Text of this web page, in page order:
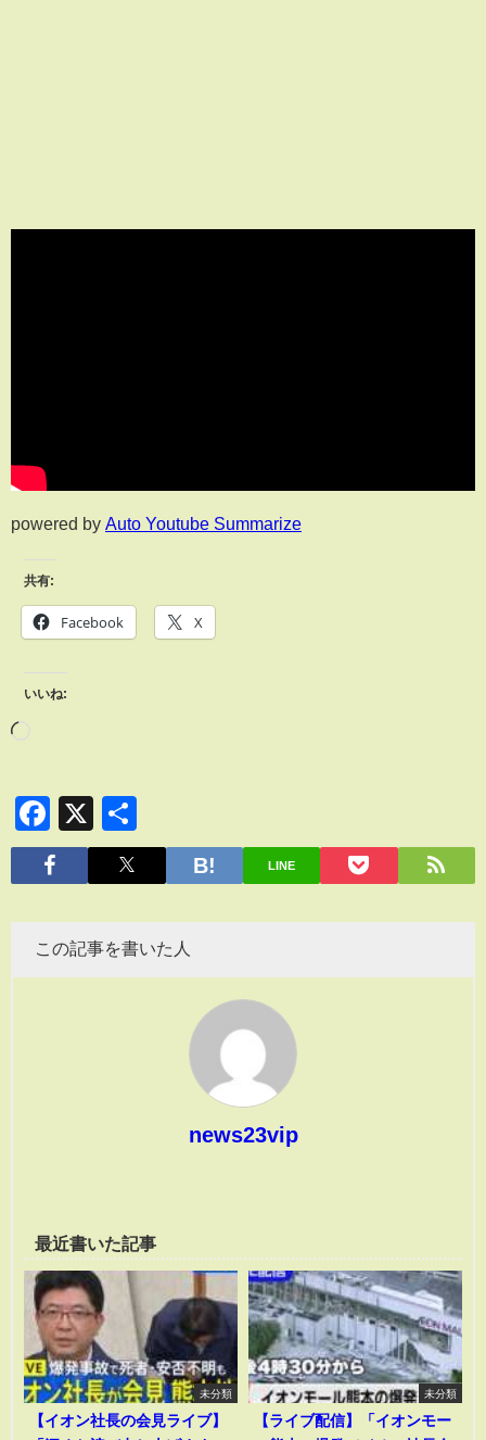
powered by Auto Youtube Summarize
共有:
Facebook X
いいね:
Facebook
X
有
LINE
この記事を書いた人
news23vip
最近書いた記事
未分類
【イオン社長の会見ライブ】
未分類
【ライブ配信】「イオンモー